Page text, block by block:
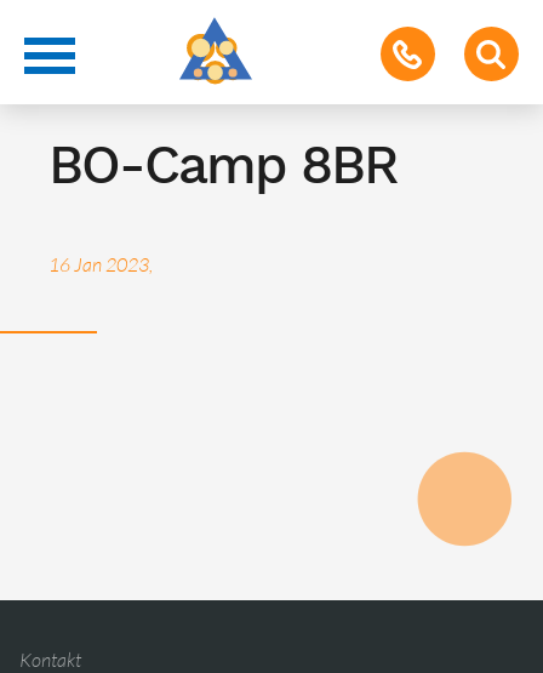
Berufsorientierung
BO-Camp 8BR
16 Jan 2023,
Kontakt